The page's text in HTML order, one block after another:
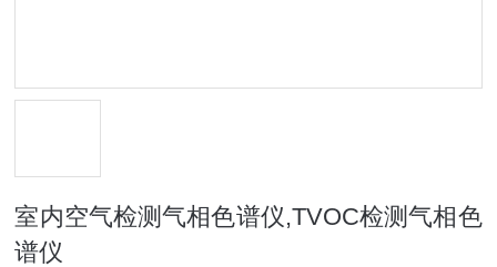
室内空气检测气相色谱仪,TVOC检测气相色
谱仪